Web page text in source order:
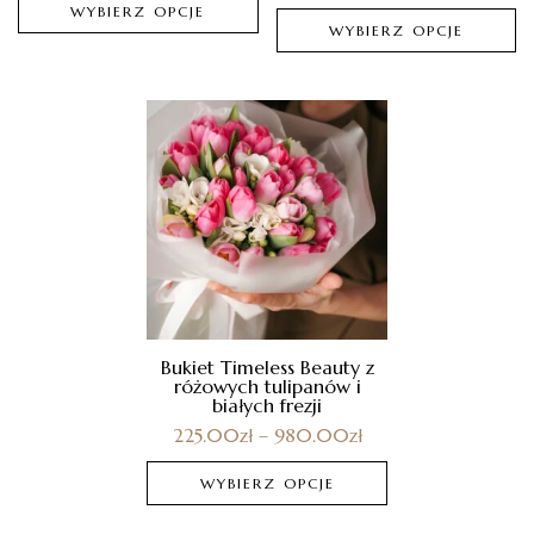
WYBIERZ OPCJE
WYBIERZ OPCJE
Bukiet Timeless Beauty z
różowych tulipanów i
białych frezji
225.00zł– 980.00zł
WYBIERZ OPCJE